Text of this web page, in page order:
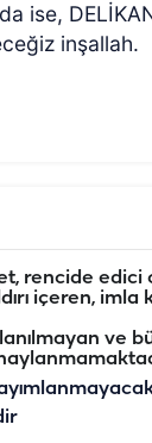
ise,
inşallah.
rencide edici
içeren, imla
ve